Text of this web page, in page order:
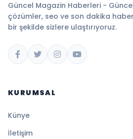
Güncel Magazin Haberleri -
çözümler, seo ve son dakika
bir şekilde sizlere ulaştırıyoruz.
KURUMSAL
Künye
İletişim